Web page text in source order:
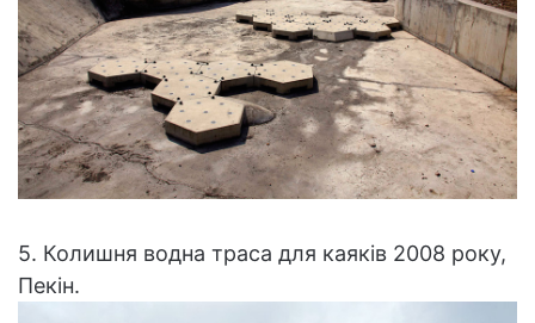
5. Колишня водна траса для каяків 2008 року,
Пекін.